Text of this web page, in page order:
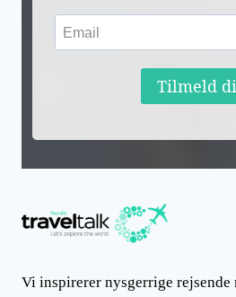
Tilmeld
Vi inspirerer nysgerrige